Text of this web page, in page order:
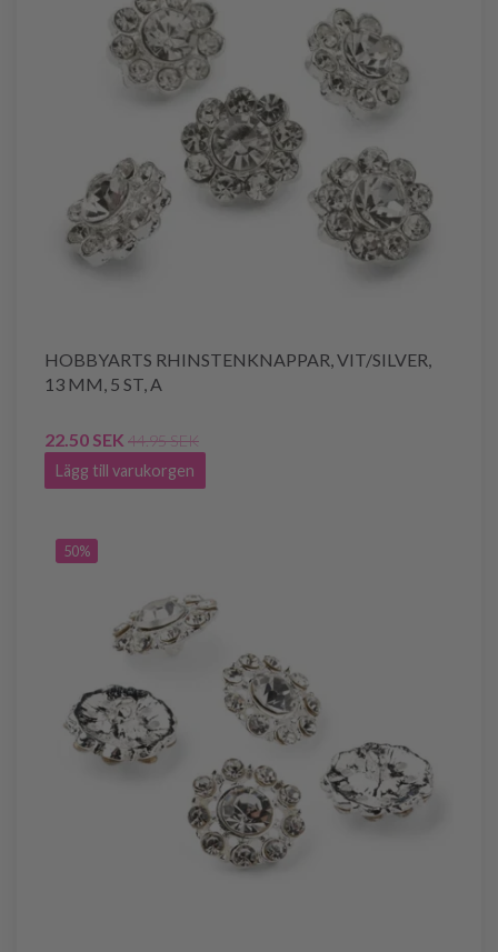
HOBBYARTS RHINSTENKNAPPAR, VIT/SILVER,
13 MM, 5 ST, A
22.50 SEK 44.95 SEK
Lägg till varukorgen
50%